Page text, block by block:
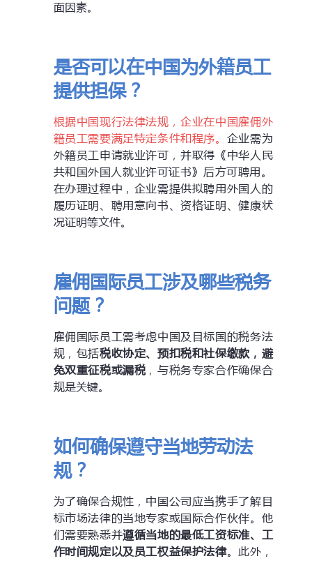
面因素。
是否可以在中国为外籍员工
提供担保？
根据中国现行法律法规，企业在中国雇佣外
籍员工需要满足特定条件和程序。 企业需为
外籍员工申请就业许可，并取得《中华人民
共和国外国人就业许可证书》后方可聘用。​
在办理过程中，企业需提供拟聘用外国人的
履历证明、聘用意向书、资格证明、健康状
况证明等文件。
雇佣国际员工涉及哪些税务
问题？
雇佣国际员工需考虑中国及目标国的税务法
规，包括税收协定、预扣税和社保缴款，避
免双重征税或漏税，与税务专家合作确保合
规是关键。
如何确保遵守当地劳动法
规？
为了确保合规性，中国公司应当携手了解目
标市场法律的当地专家或国际合作伙伴。他
们需要熟悉并遵循当地的最低工资标准、工
作时间规定以及员工权益保护法律。此外，